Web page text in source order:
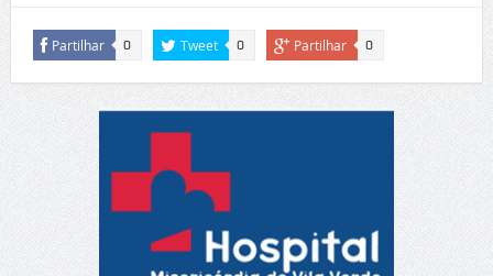
Partilhar 0 Tweet 0 Partilhar 0